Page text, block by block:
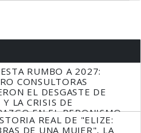
RUMBO A 2027:
CONSULTORAS
EL DESGASTE DE
LA CRISIS DE
EN EL PERONISMO
REAL DE "ELIZE:
DE UNA MUJER", LA